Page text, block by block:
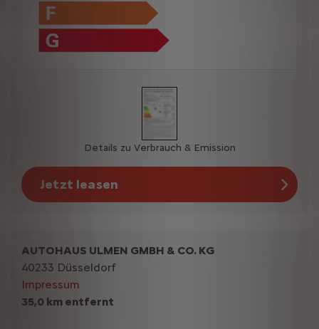
Details zu Verbrauch & Emission
Jetzt leasen
35,0 km entfernt
AUTOHAUS ULMEN GMBH & CO. KG
40233 Düsseldorf
Impressum